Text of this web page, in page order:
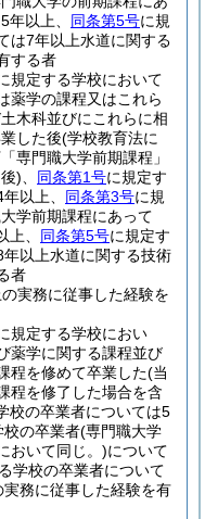
年以上、 同条第5号に規
は7年以上水道に関する
する者
規定する学校において
薬学の課程又はこれら
木科並びにこれらに相
した後(学校教育法に
専門職大学前期課程」
) 同条第1号に規定す
以上、 同条第3号に規
学前期課程にあって
、 同条第5号に規定す
以上水道に関する技術
者
実務に従事した経験を
規定する学校におい
薬学に関する課程並び
程を修めて卒業した(当
程を修了した場合を含
校の卒業者については5
校の卒業者(専門職大学
おいて同じ。)について
学校の卒業者について
務に従事した経験を有